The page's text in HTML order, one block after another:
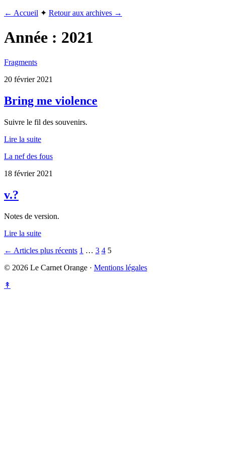
← Accueil ✦ Retour aux archives →
Année : 2021
Fragments
20 février 2021
Bring me violence
Suivre le fil des souvenirs.
Lire la suite
La nef des fous
18 février 2021
v.?
Notes de version.
Lire la suite
Pagination
des
publications
← Articles plus récents 1 … 3 4 5
© 2026 Le Carnet Orange · Mentions légales
↟